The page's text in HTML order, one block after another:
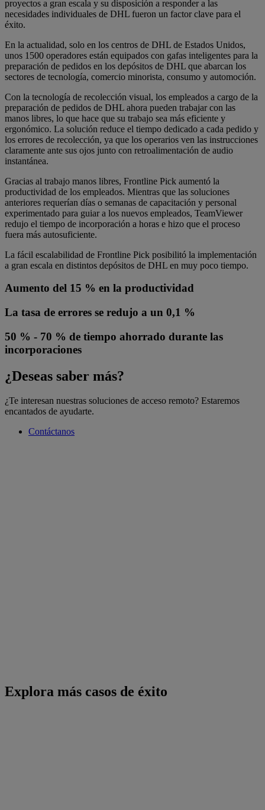
proyectos a gran escala y su disposición a responder a las
necesidades individuales de DHL fueron un factor clave para el
éxito.
En la actualidad, solo en los centros de DHL de Estados Unidos,
unos 1500 operadores están equipados con gafas inteligentes para la
preparación de pedidos en los depósitos de DHL que abarcan los
sectores de tecnología, comercio minorista, consumo y automoción.
Con la tecnología de recolección visual, los empleados a cargo de la
preparación de pedidos de DHL ahora pueden trabajar con las
manos libres, lo que hace que su trabajo sea más eficiente y
ergonómico. La solución reduce el tiempo dedicado a cada pedido y
los errores de recolección, ya que los operarios ven las instrucciones
claramente ante sus ojos junto con retroalimentación de audio
instantánea.
Gracias al trabajo manos libres, Frontline Pick aumentó la
productividad de los empleados. Mientras que las soluciones
anteriores requerían días o semanas de capacitación y personal
experimentado para guiar a los nuevos empleados, TeamViewer
redujo el tiempo de incorporación a horas e hizo que el proceso
fuera más autosuficiente.
La fácil escalabilidad de Frontline Pick posibilitó la implementación
a gran escala en distintos depósitos de DHL en muy poco tiempo.
Aumento del 15 % en la productividad
La tasa de errores se redujo a un 0,1 %
50 % - 70 % de tiempo ahorrado durante las
incorporaciones
¿Deseas saber más?
¿Te interesan nuestras soluciones de acceso remoto? Estaremos
encantados de ayudarte.
Contáctanos
Explora más casos de éxito